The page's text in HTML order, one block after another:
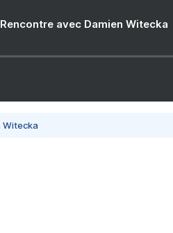
avec Damien Witecka
Witecka